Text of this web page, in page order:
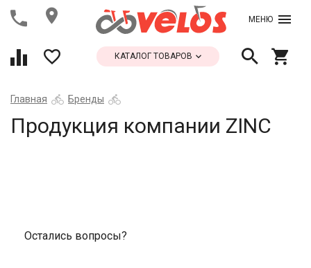
МЕНЮ
КАТАЛОГ ТОВАРОВ
Главная Бренды
Продукция компании ZINC
Остались вопросы?